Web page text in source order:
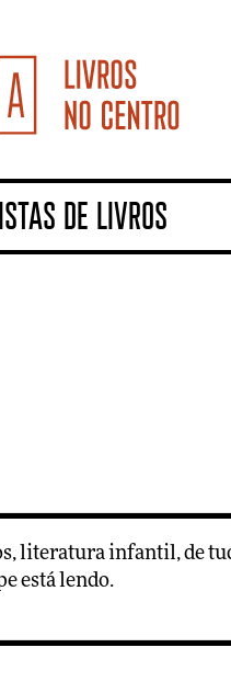
de livros
literatura infantil, de
está lendo.